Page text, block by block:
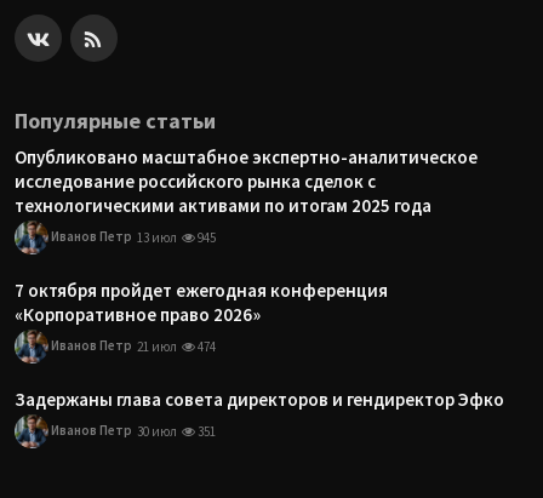
Популярные статьи
Опубликовано масштабное экспертно-аналитическое
исследование российского рынка сделок с
технологическими активами по итогам 2025 года
Иванов Петр 13 июл 945
7 октября пройдет ежегодная конференция
«Корпоративное право 2026»
Иванов Петр 21 июл 474
Задержаны глава совета директоров и гендиректор Эфко
Иванов Петр 30 июл 351